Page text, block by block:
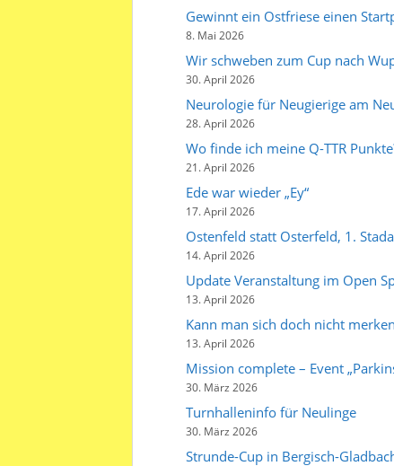
Gewinnt ein Ostfriese einen
8. Mai 2026
Wir schweben zum Cup nach
30. April 2026
Neurologie für Neugierige am
28. April 2026
Wo finde ich meine Q-TTR
21. April 2026
Ede war wieder „Ey“
17. April 2026
Ostenfeld statt Osterfeld, 1.
14. April 2026
Update Veranstaltung im Open
13. April 2026
Kann man sich doch nicht
13. April 2026
Mission complete – Event
30. März 2026
Turnhalleninfo für Neulinge
30. März 2026
Strunde-Cup in Bergisch-